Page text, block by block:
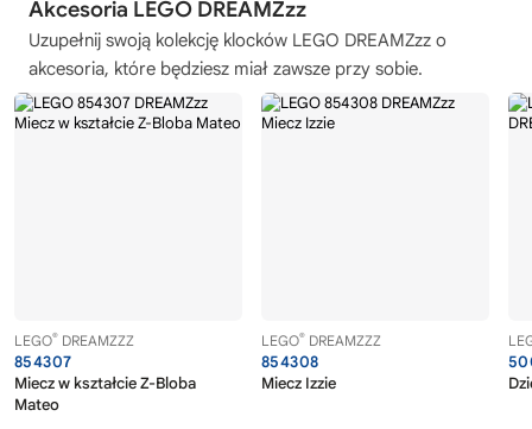
Akcesoria LEGO DREAMZzz
Uzupełnij swoją kolekcję klocków LEGO DREAMZzz o
akcesoria, które będziesz miał zawsze przy sobie.
LEGO® DREAMZZZ
854307
Miecz w kształcie Z-Bloba
Mateo
LEGO® DREAMZZZ
854308
Miecz Izzie